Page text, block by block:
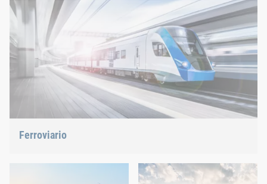
mínimo peso: Ofrecemos la
solución idónea.
innovadoras soluciones de
unión.
Ferroviario
remaches ciegos, clinchado o gestión de piezas C.